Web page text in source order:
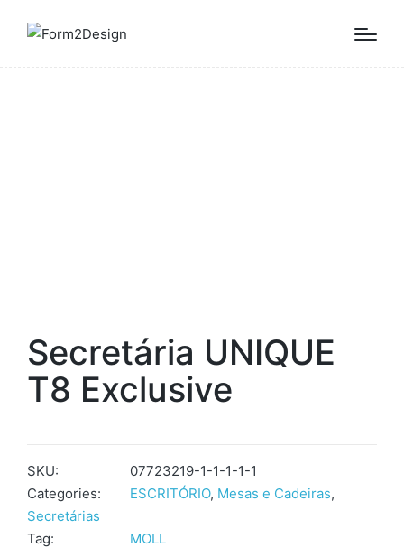
Secretária UNIQUE
T8 Exclusive
SKU:
07723219-1-1-1-1-1
Categories:
ESCRITÓRIO, Mesas e Cadeiras,
Secretárias
Tag:
MOLL